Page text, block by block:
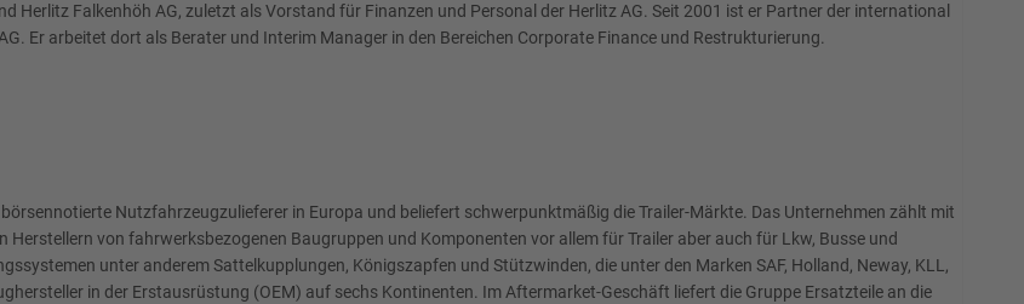
Herlitz Falkenhöh AG, zuletzt als Vorstand für Finanzen und Personal der Herlitz AG. Seit 2001 ist er Partner der international
Er arbeitet dort als Berater und Interim Manager in den Bereichen Corporate Finance und Restrukturierung.
Nutzfahrzeugzulieferer in Europa und beliefert schwerpunktmäßig die Trailer-Märkte. Das Unternehmen zählt mit
von fahrwerksbezogenen Baugruppen und Komponenten vor allem für Trailer aber auch für Lkw, Busse und
unter anderem Sattelkupplungen, Königszapfen und Stützwinden, die unter den Marken SAF, Holland, Neway, KLL,
in der Erstausrüstung (OEM) auf sechs Kontinenten. Im Aftermarket-Geschäft liefert die Gruppe Ersatzteile an die